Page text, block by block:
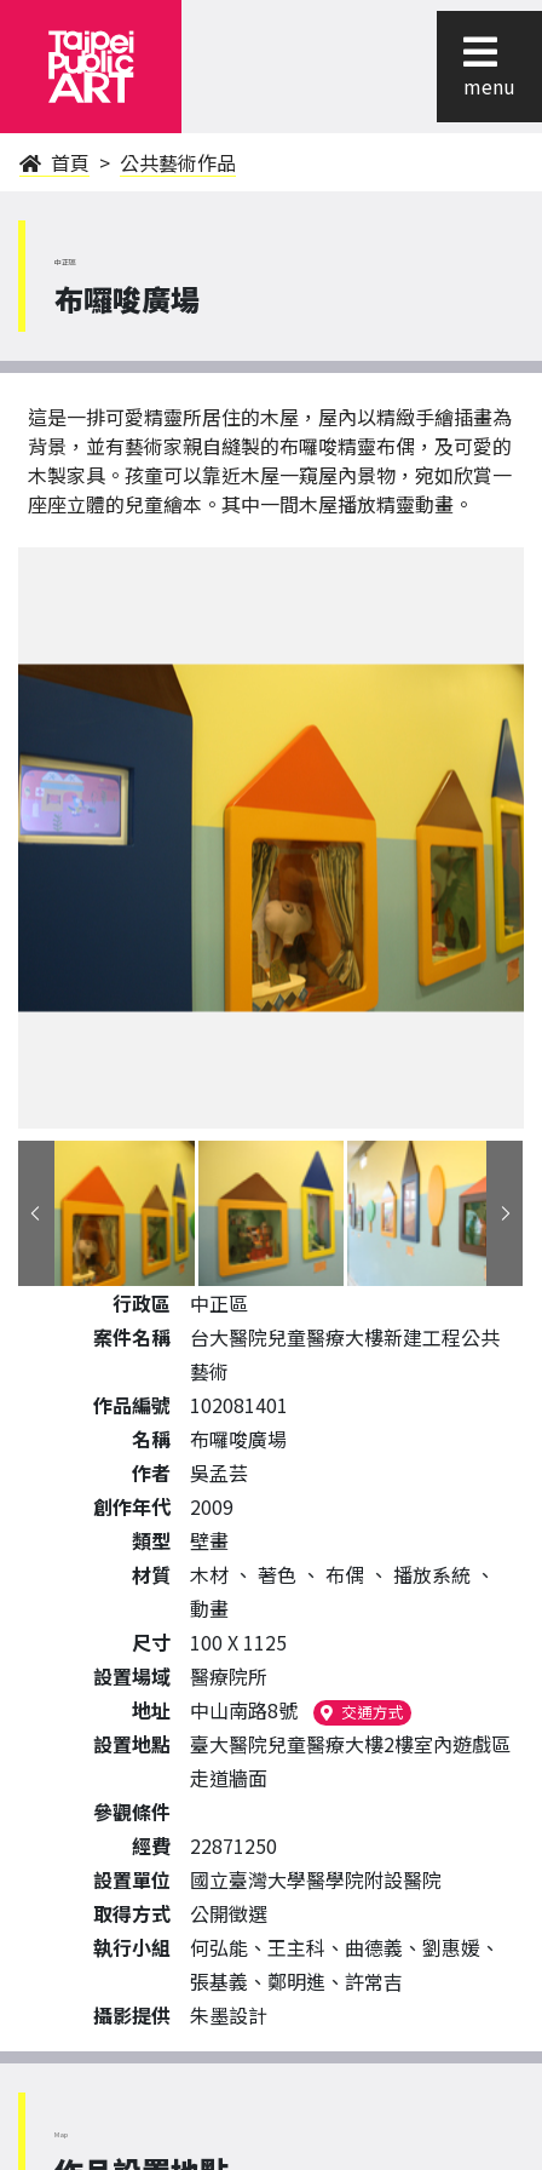
menu
首頁 公共藝術作品
中正區
布囉唆廣場
這是一排可愛精靈所居住的木屋，屋內以精緻手繪插畫為
背景，並有藝術家親自縫製的布囉唆精靈布偶，及可愛的
木製家具。孩童可以靠近木屋一窺屋內景物，宛如欣賞一
座座立體的兒童繪本。其中一間木屋播放精靈動畫。
公共藝術作品詳細資料
行政區
中正區
案件名稱
台大醫院兒童醫療大樓新建工程公共
藝術
作品編號
102081401
名稱
布囉唆廣場
作者
吳孟芸
創作年代
2009
類型
壁畫
材質
木材 、 著色 、 布偶 、 播放系統 、
動畫
尺寸
100 X 1125
設置場域
醫療院所
地址
中山南路8號 交通方式（另開新視窗）
設置地點
臺大醫院兒童醫療大樓2樓室內遊戲區
走道牆面
參觀條件
經費
22871250
設置單位
國立臺灣大學醫學院附設醫院
取得方式
公開徵選
執行小組
何弘能、王主科、曲德義、劉惠媛、
張基義、鄭明進、許常吉
攝影提供
朱墨設計
Map